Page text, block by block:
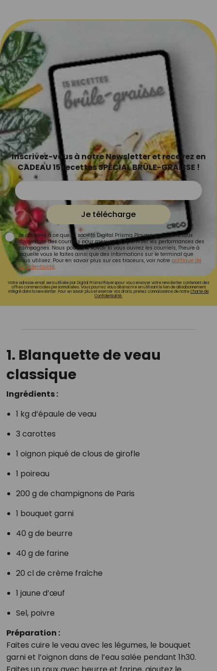
Inscrivez-vous à notre Newsletter et recevez en
CADEAU 15 recettes SPÉCIAL BRÛLE-GRAISSE !
Je télécharge
Je consens à ce que la société Digital Prisma Players analyse le taux
d'ouverture des courriels pour mesurer et optimiser les performances des
campagnes. Nous pourrons savoir si vous ouvrez les courriels, l'heure à
laquelle vous le faites ainsi que des informations sur le terminal que
vous utilisez. Pour en savoir plus sur ces traceurs, voir notre politique de
confidentialité.
Votre adresse email sera utilisée par Digital Prisma Playerspour vous envoyer votre newsletter contenant des
offres commerciales personnalisées. Vous pourrez vous désinscrire en utilisant le lien de désabonnement
intégré dans la newsletter. Pour en savoir plus et exercer vos droits, prenez connaissance de notreCharte de
Confidentialité.
1. Blanquette de veau
classique
Ingrédients :
1 kg d’épaule de veau
3 carottes
1 oignon piqué de clous de girofle
1 poireau
200 g de champignons de Paris
1 bouquet garni
40 g de beurre
40 g de farine
20 cl de crème fraîche
1 jaune d’œuf
Sel, poivre
Préparation :
Faites cuire le veau avec les légumes, le bouquet
garni et l’oignon dans de l’eau salée pendant 1h30.